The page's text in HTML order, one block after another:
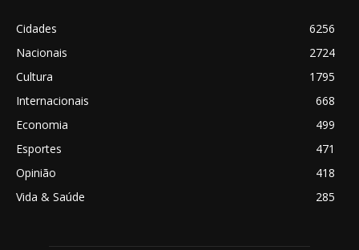
Cidades
6256
Nacionais
2724
Cultura
1795
Internacionais
668
Economia
499
Esportes
471
Opinião
418
Vida & Saúde
285